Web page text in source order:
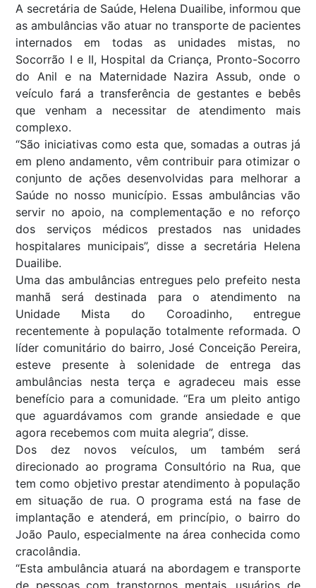
A secretária de Saúde, Helena Duailibe, informou que
as ambulâncias vão atuar no transporte de pacientes
internados em todas as unidades mistas, no
Socorrão I e II, Hospital da Criança, Pronto-Socorro
do Anil e na Maternidade Nazira Assub, onde o
veículo fará a transferência de gestantes e bebês
que venham a necessitar de atendimento mais
complexo.
“São iniciativas como esta que, somadas a outras já
em pleno andamento, vêm contribuir para otimizar o
conjunto de ações desenvolvidas para melhorar a
Saúde no nosso município. Essas ambulâncias vão
servir no apoio, na complementação e no reforço
dos serviços médicos prestados nas unidades
hospitalares municipais”, disse a secretária Helena
Duailibe.
Uma das ambulâncias entregues pelo prefeito nesta
manhã será destinada para o atendimento na
Unidade Mista do Coroadinho, entregue
recentemente à população totalmente reformada. O
líder comunitário do bairro, José Conceição Pereira,
esteve presente à solenidade de entrega das
ambulâncias nesta terça e agradeceu mais esse
benefício para a comunidade. “Era um pleito antigo
que aguardávamos com grande ansiedade e que
agora recebemos com muita alegria”, disse.
Dos dez novos veículos, um também será
direcionado ao programa Consultório na Rua, que
tem como objetivo prestar atendimento à população
em situação de rua. O programa está na fase de
implantação e atenderá, em princípio, o bairro do
João Paulo, especialmente na área conhecida como
cracolândia.
“Esta ambulância atuará na abordagem e transporte
de pessoas com transtornos mentais, usuários de